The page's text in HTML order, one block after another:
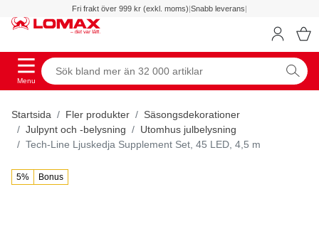
Fri frakt över 999 kr (exkl. moms)|Snabb leverans|
Menu
Startsida Fler produkter
Säsongsdekorationer
Julpynt och -belysning
Utomhus julbelysning
Tech-Line Ljuskedja Supplement Set, 45 LED, 4,5 m
5% Bonus